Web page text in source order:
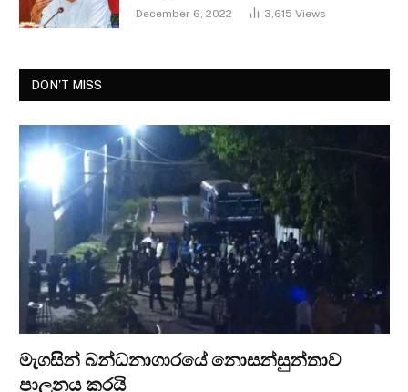
December 6, 2022 3,615 Views
DON'T MISS
මැගසින් බන්ධනාගාරයේ නොසන්සුන්තාව
පාලනය කරයි